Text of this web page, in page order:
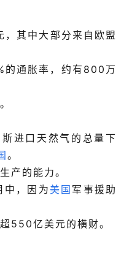
其中大部分来自欧盟
的通胀率，约有800万
进口天然气的总量下
。
产的能力。
中，因为美国 军事援助
550亿美元的横财。